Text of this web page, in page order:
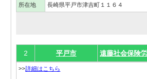
所在地 長崎県平戸市津吉町１１６４
2 平戸市 遠藤社会保険
>>詳細はこちら